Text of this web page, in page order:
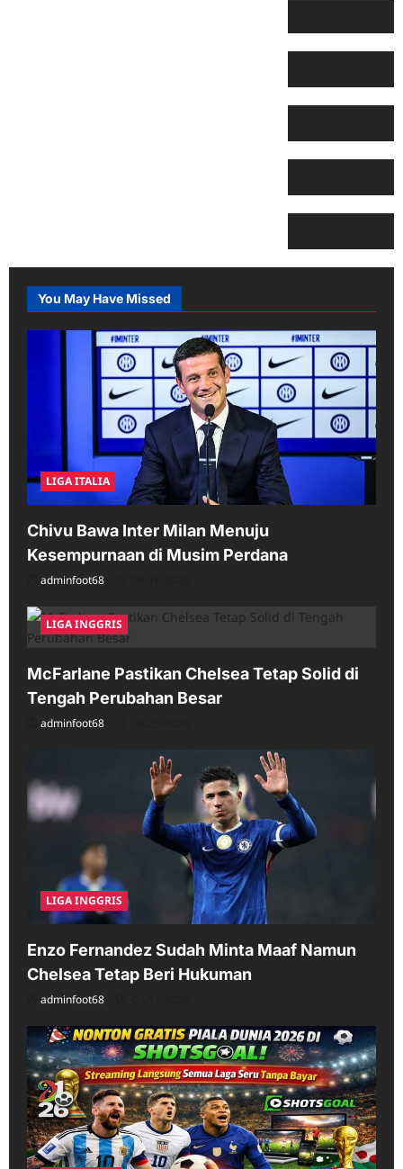
You May Have Missed
LIGA ITALIA
Chivu Bawa Inter Milan Menuju
Kesempurnaan di Musim Perdana
adminfoot68
LIGA INGGRIS
McFarlane Pastikan Chelsea Tetap Solid di
Tengah Perubahan Besar
adminfoot68
LIGA INGGRIS
Enzo Fernandez Sudah Minta Maaf Namun
Chelsea Tetap Beri Hukuman
adminfoot68